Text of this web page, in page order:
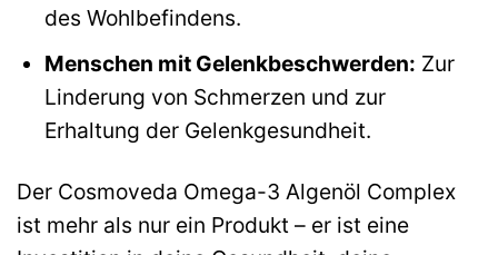
des Wohlbefindens.
Menschen mit Gelenkbeschwerden: Zur
Linderung von Schmerzen und zur
Erhaltung der Gelenkgesundheit.
Der Cosmoveda Omega-3 Algenöl Complex
ist mehr als nur ein Produkt – er ist eine